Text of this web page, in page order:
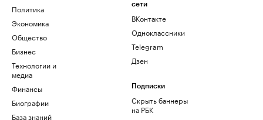
Политика
Экономика
Общество
Бизнес
Технологии и
медиа
Финансы
Биографии
База знаний
сети
ВКонтакте
Одноклассники
Telegram
Дзен
Подписки
Скрыть баннеры
на РБК